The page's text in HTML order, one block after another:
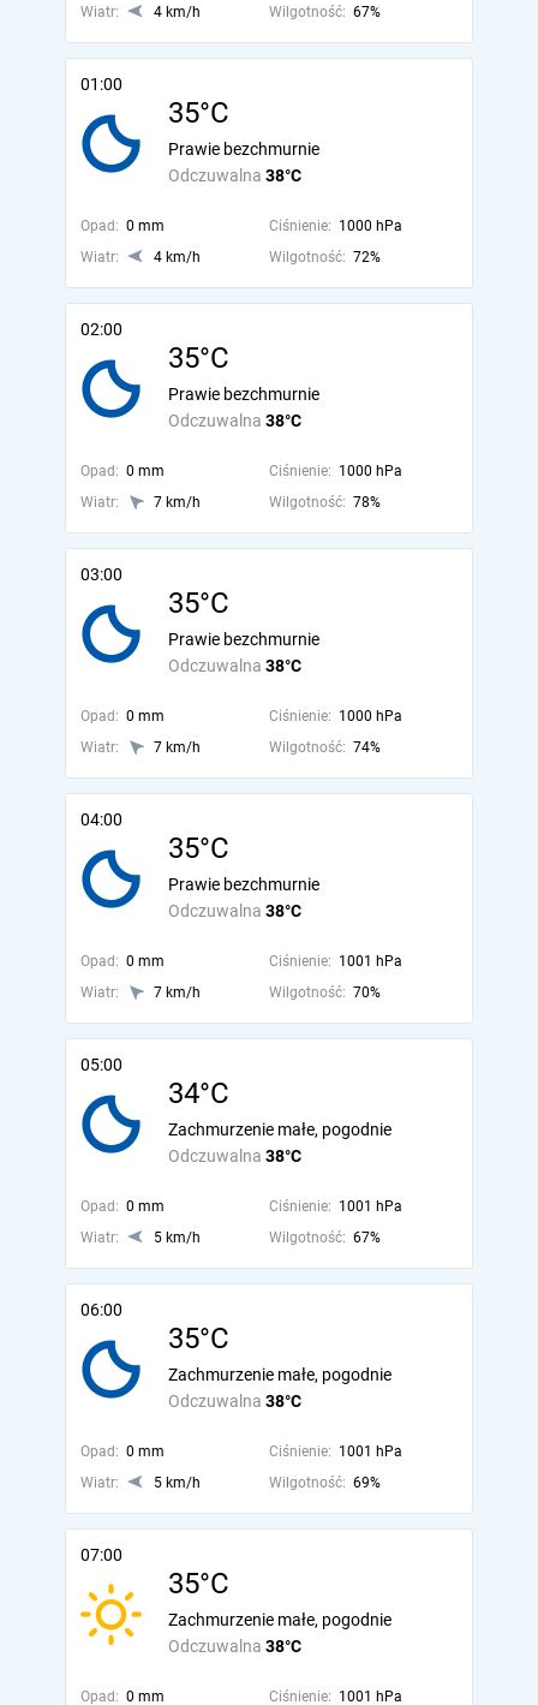
Wiatr:
4 km/h Wilgotność: 67%
01:00
35°C
Odczuwalna 38°C
Prawie bezchmurnie
Opad: 0 mm Ciśnienie: 1000 hPa
Wiatr:
4 km/h Wilgotność: 72%
02:00
35°C
Odczuwalna 38°C
Prawie bezchmurnie
Opad: 0 mm Ciśnienie: 1000 hPa
Wiatr:
7 km/h Wilgotność: 78%
03:00
35°C
Odczuwalna 38°C
Prawie bezchmurnie
Opad: 0 mm Ciśnienie: 1000 hPa
Wiatr:
7 km/h Wilgotność: 74%
04:00
35°C
Odczuwalna 38°C
Prawie bezchmurnie
Opad: 0 mm Ciśnienie: 1001 hPa
Wiatr:
7 km/h Wilgotność: 70%
05:00
34°C
Odczuwalna 38°C
Zachmurzenie małe, pogodnie
Opad: 0 mm Ciśnienie: 1001 hPa
Wiatr:
5 km/h Wilgotność: 67%
06:00
35°C
Odczuwalna 38°C
Zachmurzenie małe, pogodnie
Opad: 0 mm Ciśnienie: 1001 hPa
Wiatr:
5 km/h Wilgotność: 69%
07:00
35°C
Odczuwalna 38°C
Zachmurzenie małe, pogodnie
Opad: 0 mm Ciśnienie: 1001 hPa